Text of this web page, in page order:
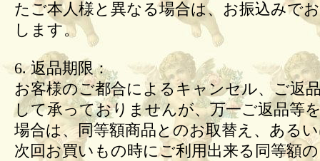
たご本人様と異なる場合は、お振込みで
します。
6. 返品期限：
お客様のご都合によるキャンセル、ご返
して承っておりませんが、万一ご返品等
場合は、同等額商品とのお取替え、ある
次回お買いもの時にご利用出来る同等額